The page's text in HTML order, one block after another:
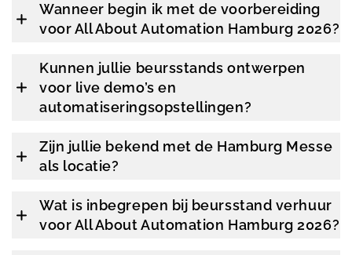
Wanneer begin ik met de voorbereiding
voor All About Automation Hamburg 2026?
Kunnen jullie beursstands ontwerpen
voor live demo’s en
automatiseringsopstellingen?
Zijn jullie bekend met de Hamburg Messe
als locatie?
Wat is inbegrepen bij beursstand verhuur
voor All About Automation Hamburg 2026?